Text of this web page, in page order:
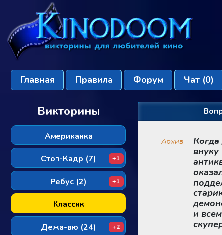
Главная Правила Форум Чат (0)
Викторины
Американка
Стоп-Кадр (7) +1
Ребус (2) +1
Классик
Дежа-вю (24) +2
Архив
и